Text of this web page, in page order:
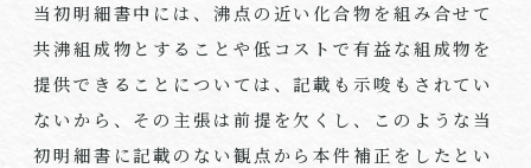
当初明細書中には、沸点の近い化合物を組み合せて
共沸組成物とすることや低コストで有益な組成物を
提供できることについては、記載も示唆もされてい
ないから、その主張は前提を欠くし、このような当
初明細書に記載のない観点から本件補正をしたとい